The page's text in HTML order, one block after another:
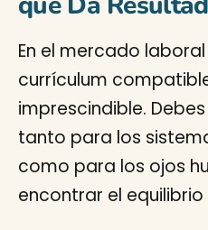
En el mercado
currículum
imprescindible.
tanto para los
como para los ojos
encontrar el